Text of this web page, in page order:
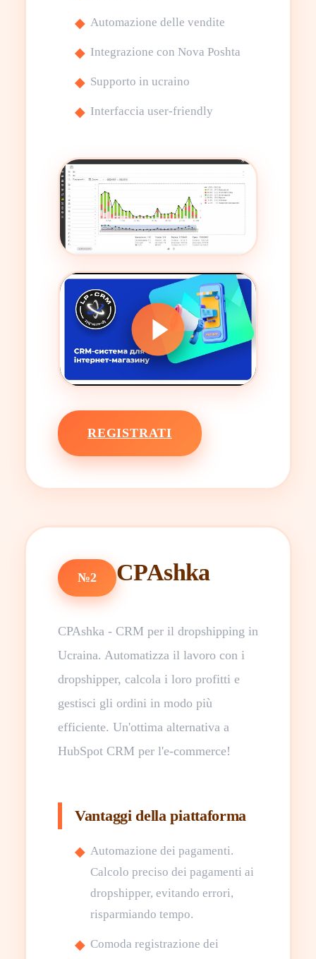
Automazione delle vendite
Integrazione con Nova Poshta
Supporto in ucraino
Interfaccia user-friendly
REGISTRATI
№2 CPAshka
CPAshka - CRM per il dropshipping in
Ucraina. Automatizza il lavoro con i
dropshipper, calcola i loro profitti e
gestisci gli ordini in modo più
efficiente. Un'ottima alternativa a
HubSpot CRM per l'e-commerce!
Vantaggi della piattaforma
Automazione dei pagamenti.
Calcolo preciso dei pagamenti ai
dropshipper, evitando errori,
risparmiando tempo.
Comoda registrazione dei